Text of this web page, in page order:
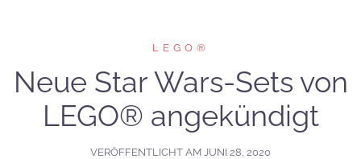
LEGO®
Neue Star Wars-Sets von
LEGO® angekündigt
VERÖFFENTLICHT AM JUNI 28, 2020